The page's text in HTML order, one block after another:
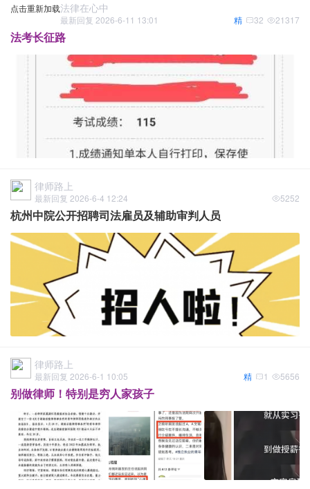
点击重新加载法律在心中
最新回复 2026-6-11 13:01 21317
32
精
法考长征路
律师路上
最新回复 2026-6-4 12:24 5252
杭州中院公开招聘司法雇员及辅助审判人员
律师路上
最新回复 2026-6-1 10:05 5656
1
精
别做律师！特别是穷人家孩子